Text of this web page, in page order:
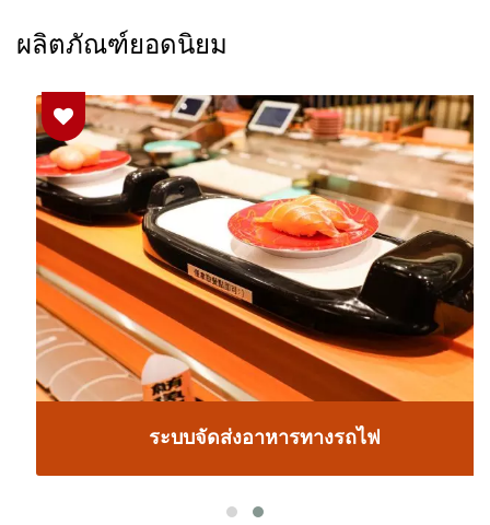
ผลิตภัณฑ์ยอดนิยม
ระบบจัดส่งอาหารทางรถไฟ